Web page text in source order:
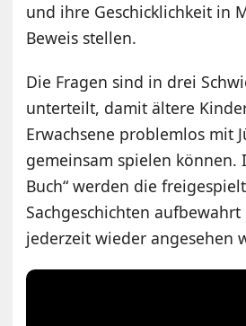
und ihre Geschicklichkeit in
Beweis stellen.
Die Fragen sind in drei
unterteilt, damit ältere
Erwachsene problemlos mit
gemeinsam spielen können.
Buch“ werden die
Sachgeschichten
jederzeit wieder angesehen